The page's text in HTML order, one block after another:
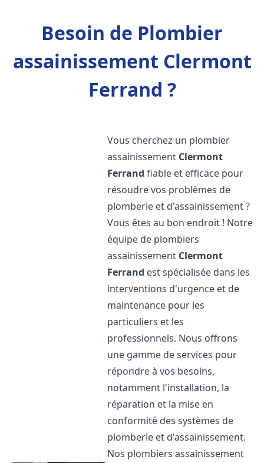
Besoin de Plombier
assainissement Clermont
Ferrand ?
Vous cherchez un plombier
assainissement Clermont
Ferrand fiable et efficace pour
résoudre vos problèmes de
plomberie et d'assainissement ?
Vous êtes au bon endroit ! Notre
équipe de plombiers
assainissement Clermont
Ferrand est spécialisée dans les
interventions d'urgence et de
maintenance pour les
particuliers et les
professionnels. Nous offrons
une gamme de services pour
répondre à vos besoins,
notamment l'installation, la
réparation et la mise en
conformité des systèmes de
plomberie et d'assainissement.
Nos plombiers assainissement